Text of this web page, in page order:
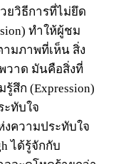
ยวิธีการที่ไม่ยึด
ทำให้ผู้ชม
มภาพที่เห็น สิ่ง
วาด มันคือสิ่งที่
สึก (Expression)
ะทับใจ
งความประทับใจ
ได้รู้จักกับ